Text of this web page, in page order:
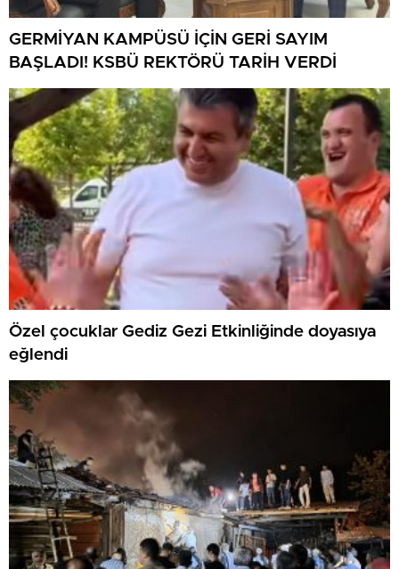
GERMİYAN KAMPÜSÜ İÇİN GERİ SAYIM
BAŞLADI! KSBÜ REKTÖRÜ TARİH VERDİ
Özel çocuklar Gediz Gezi Etkinliğinde doyasıya
eğlendi